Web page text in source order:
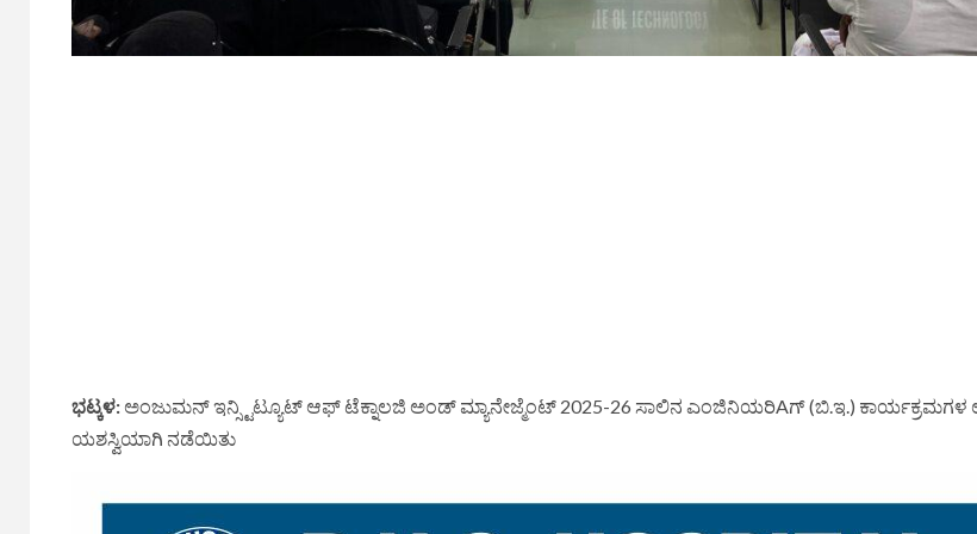
ಭಟ್ಕಳ: ಅಂಜುಮನ್ ಇನ್ಸ್ಟಿಟ್ಯೂಟ್ ಆಫ್ ಟೆಕ್ನಾಲಜಿ ಅಂಡ್ ಮ್ಯಾನೇಜ್ಮೆಂಟ್ 2025-26 ಸಾಲಿನ ಎಂಜಿನಿಯರಿAಗ್ (ಬಿ.ಇ.) ಕಾರ್ಯಕ್ರಮಗಳ
ಯಶಸ್ವಿಯಾಗಿ ನಡೆಯಿತು